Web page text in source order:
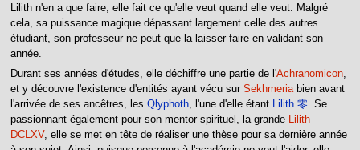
Lilith n'en a que faire, elle fait ce qu'elle veut quand elle veut. Malgré
cela, sa puissance magique dépassant largement celle des autres
étudiant, son professeur ne peut que la laisser faire en validant son
année.
Durant ses années d'études, elle déchiffre une partie de l'Achranomicon,
et y découvre l'existence d'entités ayant vécu sur Sekhmeriabien avant
l'arrivée de ses ancêtres, les Qlyphoth, l'une d'elle étant Lilith 零. Se
passionnant également pour son mentor spirituel, la grande Lilith
DCLXV, elle se met en tête de réaliser une thèse pour sa dernière année